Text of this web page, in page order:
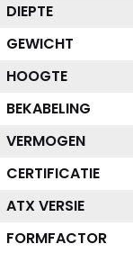
DIEPTE
GEWICHT
HOOGTE
BEKABELING
VERMOGEN
CERTIFICATIE
ATX VERSIE
FORMFACTOR